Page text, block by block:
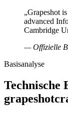
„Grapeshot
advanced
Cambridge
— Offizielle
Basisanalyse
Technische